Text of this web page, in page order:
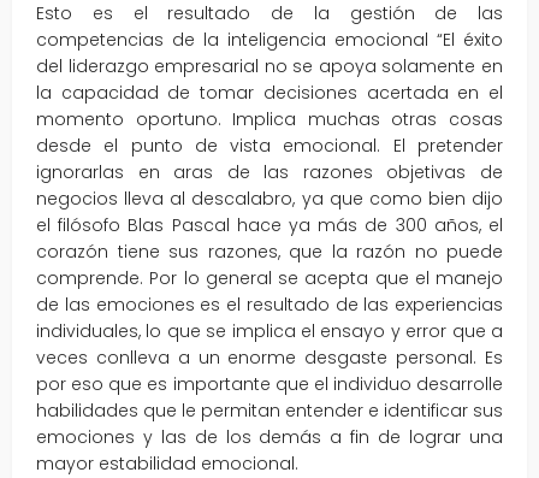
Esto es el resultado de la gestión de las
competencias de la inteligencia emocional “El éxito
del liderazgo empresarial no se apoya solamente en
la capacidad de tomar decisiones acertada en el
momento oportuno. Implica muchas otras cosas
desde el punto de vista emocional. El pretender
ignorarlas en aras de las razones objetivas de
negocios lleva al descalabro, ya que como bien dijo
el filósofo Blas Pascal hace ya más de 300 años, el
corazón tiene sus razones, que la razón no puede
comprende. Por lo general se acepta que el manejo
de las emociones es el resultado de las experiencias
individuales, lo que se implica el ensayo y error que a
veces conlleva a un enorme desgaste personal. Es
por eso que es importante que el individuo desarrolle
habilidades que le permitan entender e identificar sus
emociones y las de los demás a fin de lograr una
mayor estabilidad emocional.